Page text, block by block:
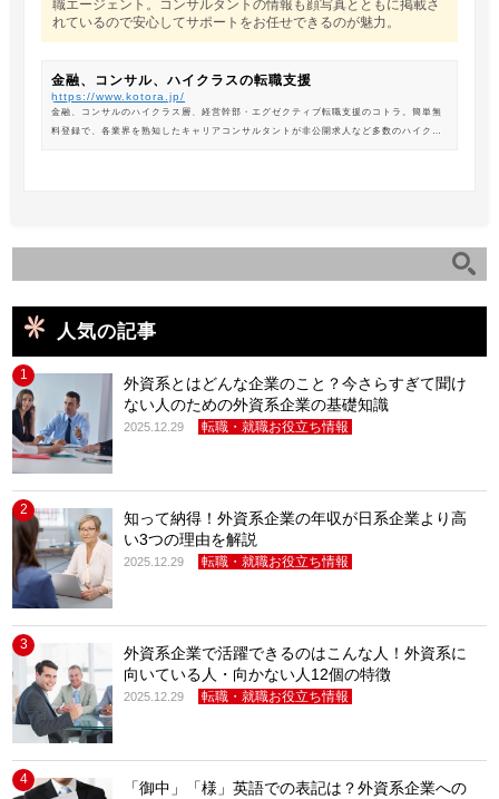
職エージェント。コンサルタントの情報も顔写真とともに掲載さ
れているので安心してサポートをお任せできるのが魅力。
金融、コンサル、ハイクラスの転職支援
https://www.kotora.jp/
金融、コンサルのハイクラス層、経営幹部・エグゼクティブ転職支援のコトラ。簡単無
料登録で、各業界を熟知したキャリアコンサルタントが非公開求人など多数のハイクラ
人気の記事
1
外資系とはどんな企業のこと？今さらすぎて聞け
ない人のための外資系企業の基礎知識
2025.12.29 転職・就職お役立ち情報
2
知って納得！外資系企業の年収が日系企業より高
い3つの理由を解説
2025.12.29 転職・就職お役立ち情報
3
外資系企業で活躍できるのはこんな人！外資系に
向いている人・向かない人12個の特徴
2025.12.29 転職・就職お役立ち情報
4
「御中」「様」英語での表記は？外資系企業への